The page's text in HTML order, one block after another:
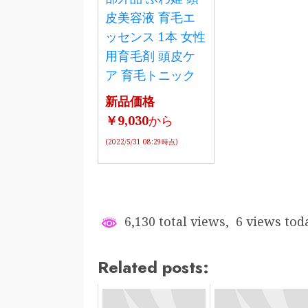
皮美容液 育毛エ
ッセンス 1本 女性
用育毛剤 頭皮ケ
ア 育毛トニック
新品価格
￥9,030から
(2022/5/31 08:29時点)
6,130 total views, 6 views
Related posts: